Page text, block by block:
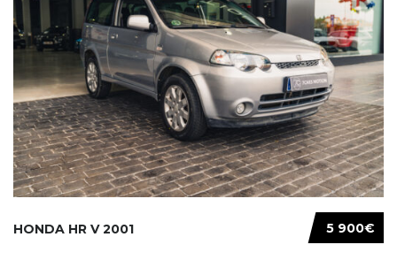
5 900€
HONDA HR V 2001